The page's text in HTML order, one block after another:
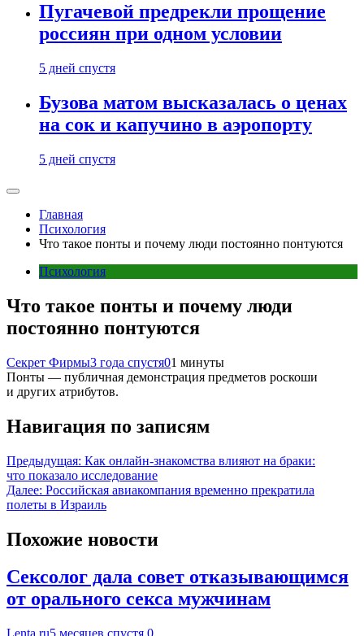
Пугачевой предрекли прощение
россиян при одном условии
5 дней спустя
Бузова матом высказалась о ценах
на сок и капучино в аэропорту
5 дней спустя
Главная
Психология
Что такое понты и почему люди постоянно понтуются
Психология
Что такое понты и почему люди
постоянно понтуются
Секрет Фирмы3 года спустя01 минуты
Понты — публичная демонстрация предметов роскоши
и других атрибутов.
Навигация по записям
Предыдущая: Как онлайн-знакомства влияют на браки:
что показало исследование
Далее: Российская авиакомпания временно прекратила
полеты в Израиль
Похожие новости
Сексолог дала совет отказывающимся
от орального секса мужчинам